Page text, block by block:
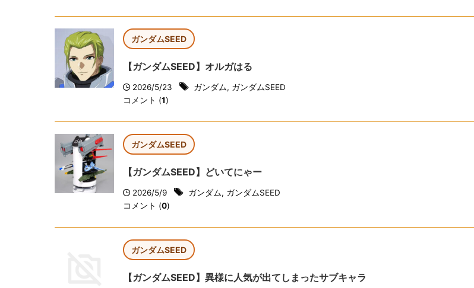
ガンダムSEED
【ガンダムSEED】オルガはる
2026/5/23 ガンダム, ガンダムSEED
コメント (1)
ガンダムSEED
【ガンダムSEED】どいてにゃー
2026/5/9 ガンダム, ガンダムSEED
コメント (0)
ガンダムSEED
【ガンダムSEED】異様に人気が出てしまったサブキャラ